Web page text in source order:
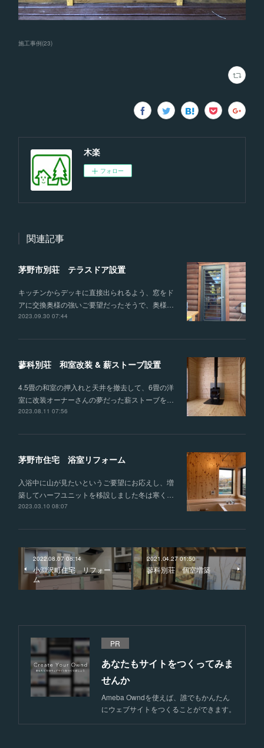
施工事例(23)
木楽
フォロー
関連記事
茅野市別荘 テラスドア設置
キッチンからデッキに直接出られるよう、窓をド
アに交換奥様の強いご要望だったそうで、奥様…
2023.09.30 07:44
蓼科別荘 和室改装 & 薪ストーブ設置
4.5畳の和室の押入れと天井を撤去して、6畳の洋
室に改装オーナーさんの夢だった薪ストーブを…
2023.08.11 07:56
茅野市住宅 浴室リフォーム
入浴中に山が見たいというご要望にお応えし、増
築してハーフユニットを移設しました冬は寒く…
2023.03.10 08:07
2022.08.07 08:14
小淵沢町住宅 リフォー
ム
2021.04.27 01:50
蓼科別荘 個室増築
PR
あなたもサイトをつくってみま
せんか
Ameba Owndを使えば、誰でもかんたん
にウェブサイトをつくることができます。